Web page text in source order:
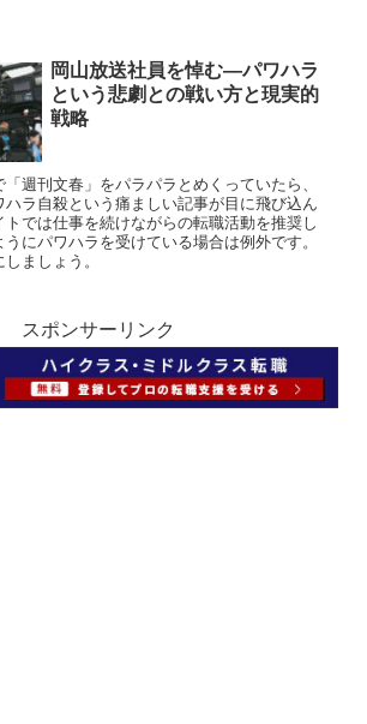
岡山放送社員を悼む—パワハラ
という悲劇との戦い方と現実的
戦略
週刊文春」をパラパラとめくっていたら、
ハラ自殺という痛ましい記事が目に飛び込ん
では仕事を続けながらの転職活動を推奨し
にパワハラを受けている場合は例外です。
ましょう。
スポンサーリンク